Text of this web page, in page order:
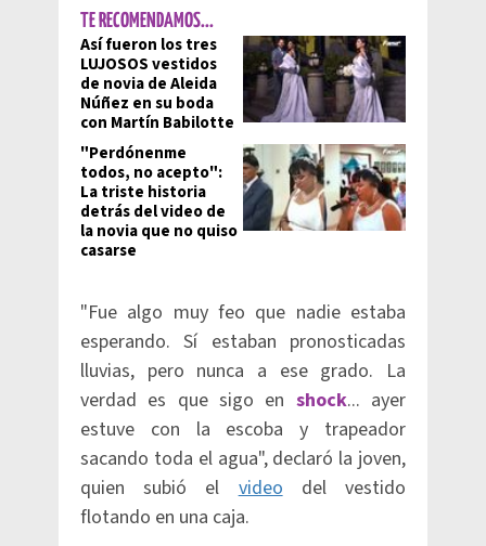
TE RECOMENDAMOS...
Así fueron los tres
LUJOSOS vestidos
de novia de Aleida
Núñez en su boda
con Martín Babilotte
"Perdónenme
todos, no acepto":
La triste historia
detrás del video de
la novia que no quiso
casarse
"Fue algo muy feo que nadie estaba
esperando. Sí estaban pronosticadas
lluvias, pero nunca a ese grado. La
verdad es que sigo en shock... ayer
estuve con la escoba y trapeador
sacando toda el agua", declaró la joven,
quien subió elvideodel vestido
flotando en una caja.